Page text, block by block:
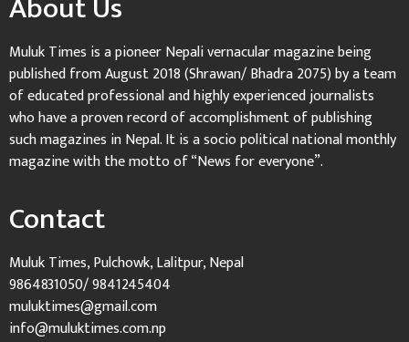
Muluk Times is a pioneer Nepali vernacular magazine being
published from August 2018 (Shrawan/ Bhadra 2075) by a team
of educated professional and highly experienced journalists
who have a proven record of accomplishment of publishing
such magazines in Nepal. It is a socio political national monthly
magazine with the motto of “News for everyone”.
Contact
Muluk Times, Pulchowk, Lalitpur, Nepal
9864831050/ 9841245404
muluktimes@gmail.com
info@muluktimes.com.np